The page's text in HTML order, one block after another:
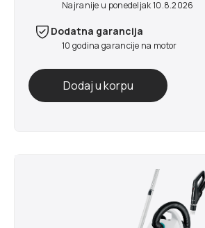
Najranije u ponedeljak 10.8.2026
Dodatna garancija
10 godina garancije na motor